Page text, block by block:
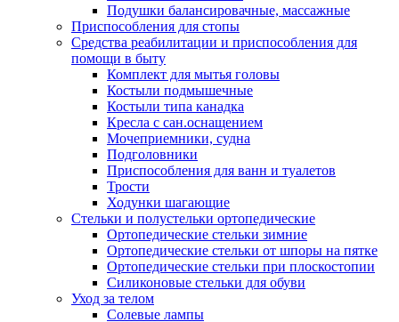
Подушки балансировачные, массажные
Приспособления для стопы
Средства реабилитации и приспособления для
помощи в быту
Комплект для мытья головы
Костыли подмышечные
Костыли типа канадка
Кресла с сан.оснащением
Мочеприемники, судна
Подголовники
Приспособления для ванн и туалетов
Трости
Ходунки шагающие
Стельки и полустельки ортопедические
Ортопедические стельки зимние
Ортопедические стельки от шпоры на пятке
Ортопедические стельки при плоскостопии
Силиконовые стельки для обуви
Уход за телом
Солевые лампы